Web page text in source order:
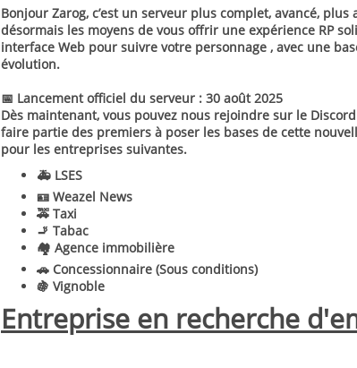
Bonjour Zarog, c’est un serveur plus complet, avancé,
désormais les moyens de vous offrir une expérience RP
interface Web pour suivre votre personnage , avec une
évolution.
📅 Lancement officiel du serveur : 30 août 2025
Dès maintenant, vous pouvez nous rejoindre sur le
faire partie des premiers à poser les bases de cette
pour les entreprises suivantes.
🚑 LSES
🪪 Weazel News
🚕 Taxi
🚬 Tabac
🏘️ Agence immobilière
🚗 Concessionnaire (Sous conditions)
🍇 Vignoble
Entreprise en recherche